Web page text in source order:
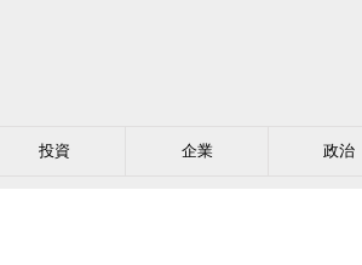
投資 企業 政治